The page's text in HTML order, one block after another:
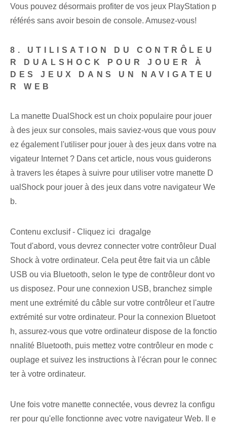
Vous pouvez désormais profiter de vos jeux PlayStation p
référés sans avoir besoin de console. Amusez-vous!
8. UTILISATION DU CONTRÔLEU
R DUALSHOCK POUR JOUER À
DES JEUX DANS UN NAVIGATEU
R WEB
La manette DualShock est un choix populaire pour jouer
à des jeux sur consoles, mais saviez-vous que vous pouv
ez également l'utiliser pour jouer à des jeux dans votre na
vigateur Internet ? Dans cet article, nous vous guiderons
à travers les étapes à suivre pour utiliser votre manette D
ualShock pour jouer à des jeux dans votre navigateur We
b.
Contenu exclusif - Cliquez ici dragalge
Tout d'abord, vous devrez connecter votre contrôleur Dual
Shock à votre ordinateur. Cela peut être fait via un câble
USB ou via Bluetooth, selon le type de contrôleur dont vo
us disposez. Pour une connexion USB, branchez simple
ment une extrémité du câble sur votre contrôleur et l'autre
extrémité sur votre ordinateur. Pour la connexion Bluetoot
h, assurez-vous que votre ordinateur dispose de la fonctio
nnalité Bluetooth, puis mettez votre contrôleur en mode c
ouplage et suivez les instructions à l'écran pour le connec
ter à votre ordinateur.
Une fois votre manette connectée, vous devrez la configu
rer pour qu'elle fonctionne avec votre navigateur Web. Il e